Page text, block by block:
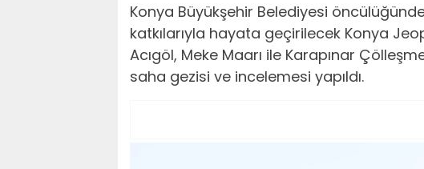
Konya Büyükşehir Belediyesi
katkılarıyla hayata geçirilecek Konya
Acıgöl, Meke Maarı ile Karapınar
saha gezisi ve incelemesi yapıldı.